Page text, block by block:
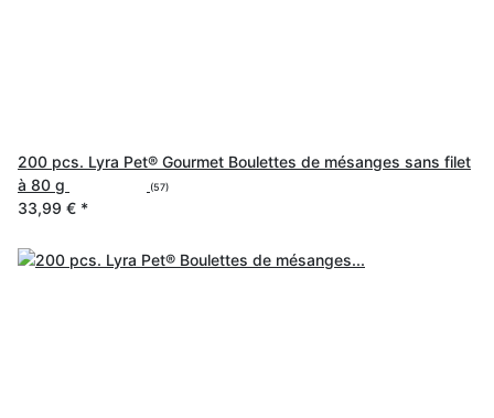
200 pcs. Lyra Pet® Gourmet Boulettes de mésanges sans filet
à 80 g
(57)
33,99 € *